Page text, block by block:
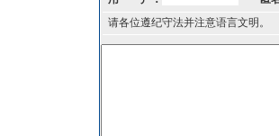
请各位遵纪守法并注意语言文明。